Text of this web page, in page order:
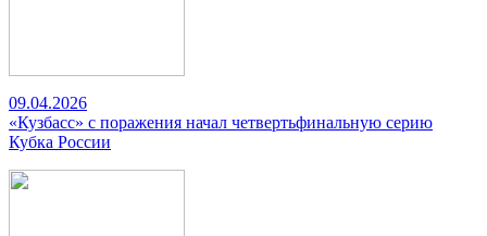
09.04.2026
«Кузбасс» с поражения начал четвертьфинальную серию
Кубка России